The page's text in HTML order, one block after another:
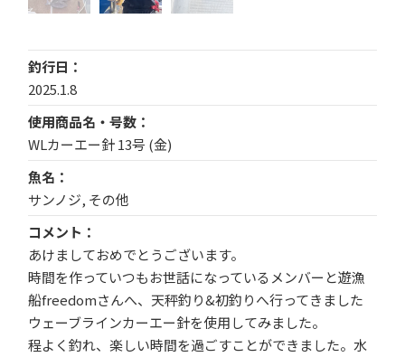
釣行日
2025.1.8
使用商品名・号数
WLカーエー針 13号 (金)
魚名
サンノジ, その他
コメント
あけましておめでとうございます。
時間を作っていつもお世話になっているメンバーと遊漁
船freedomさんへ、天秤釣り&初釣りへ行ってきました
ウェーブラインカーエー針を使用してみました。
程よく釣れ、楽しい時間を過ごすことができました。水